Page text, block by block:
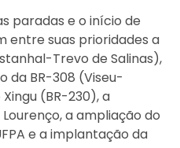
paradas e o início de
entre suas prioridades a
Trevo de Salinas),
da BR-308 (Viseu-
(BR-230), a
a ampliação do
e a implantação da